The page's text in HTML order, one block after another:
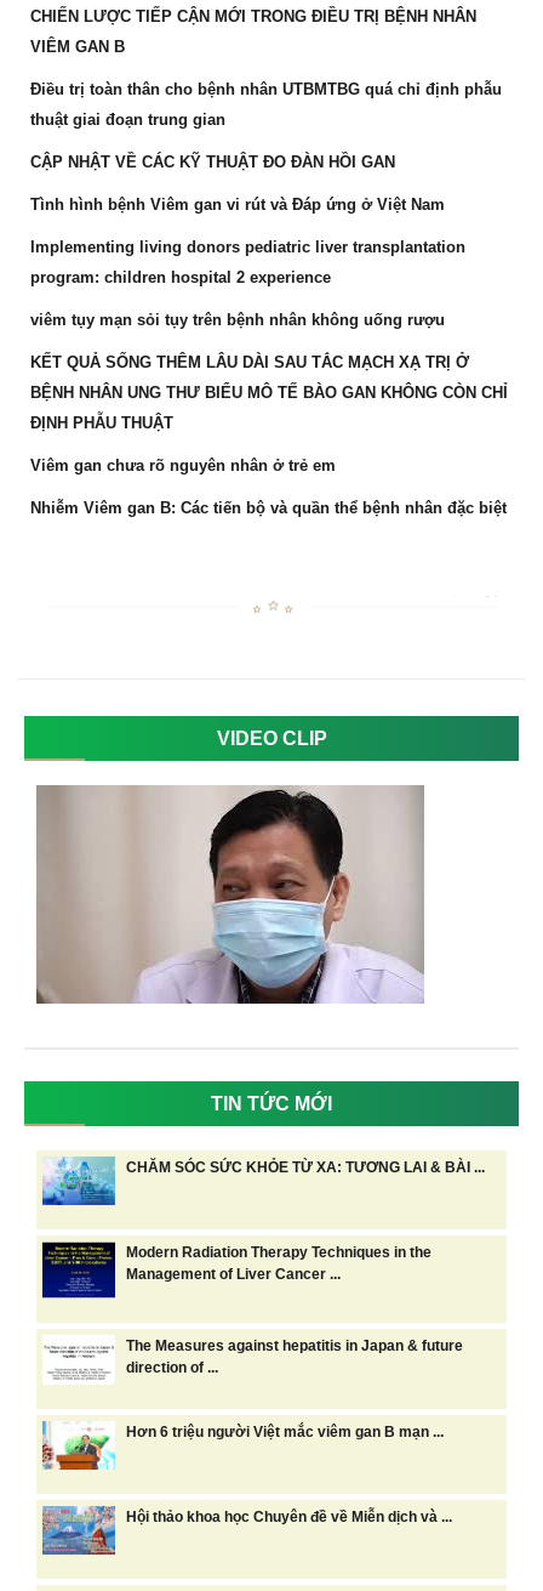
CHIẾN LƯỢC TIẾP CẬN MỚI TRONG ĐIỀU TRỊ BỆNH NHÂN
VIÊM GAN B
Điều trị toàn thân cho bệnh nhân UTBMTBG quá chỉ định phẫu
thuật giai đoạn trung gian
CẬP NHẬT VỀ CÁC KỸ THUẬT ĐO ĐÀN HỒI GAN
Tình hình bệnh Viêm gan vi rút và Đáp ứng ở Việt Nam
Implementing living donors pediatric liver transplantation
program: children hospital 2 experience
viêm tụy mạn sỏi tụy trên bệnh nhân không uống rượu
KẾT QUẢ SỐNG THÊM LÂU DÀI SAU TẮC MẠCH XẠ TRỊ Ở
BỆNH NHÂN UNG THƯ BIỂU MÔ TẾ BÀO GAN KHÔNG CÒN CHỈ
ĐỊNH PHẪU THUẬT
Viêm gan chưa rõ nguyên nhân ở trẻ em
Nhiễm Viêm gan B: Các tiến bộ và quần thể bệnh nhân đặc biệt
VIDEO CLIP
TIN TỨC MỚI
CHĂM SÓC SỨC KHỎE TỪ XA: TƯƠNG LAI & BÀI ...
Modern Radiation Therapy Techniques in the
Management of Liver Cancer ...
The Measures against hepatitis in Japan & future
direction of ...
Hơn 6 triệu người Việt mắc viêm gan B mạn ...
Hội thảo khoa học Chuyên đề về Miễn dịch và ...